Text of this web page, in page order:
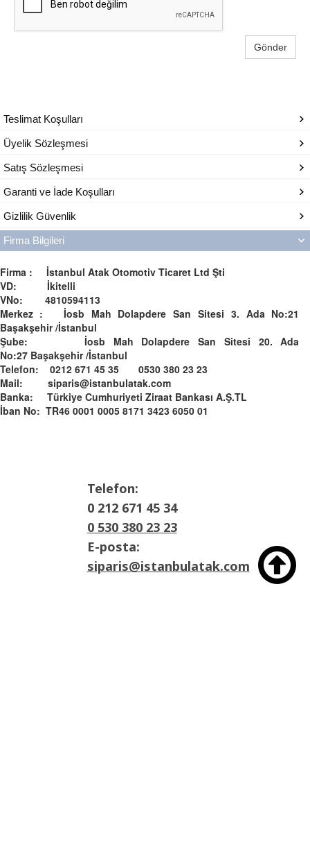

Gönder
Teslimat Koşulları
Üyelik Sözleşmesi
Satış Sözleşmesi
Garanti ve İade Koşulları
Gizlilik Güvenlik
Firma Bilgileri
Firma : İstanbul Atak Otomotiv Ticaret Ltd Şti
VD: İkitelli
VNo: 4810594113
Merkez : İosb Mah Dolapdere San Sitesi 3. Ada No:21
Başakşehir /İstanbul
Şube: İosb Mah Dolapdere San Sitesi 20. Ada
No:27 Başakşehir /İstanbul
Telefon: 0212 671 45 35 0530 380 23 23
Mail: siparis@istanbulatak.com
Banka: Türkiye Cumhuriyeti Ziraat Bankası A.Ş.­­TL­
İban No: TR46 0001 0005 8171 3423 6050 01
Telefon:
0 212 671 45 34
0 530 380 23 23
E-posta:
siparis@istanbulatak.com